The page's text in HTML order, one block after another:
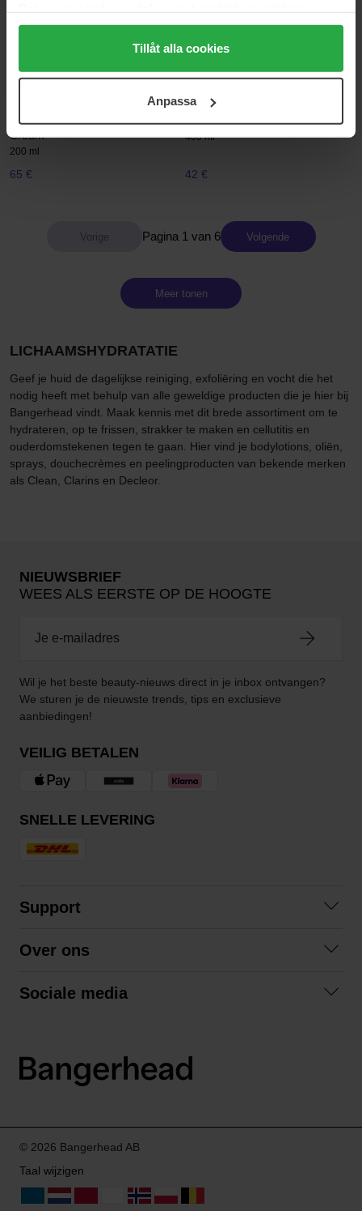
Genom att trycka på "Tillåt alla cookies" accepterar du
alla cookies, medan du under "Detaljer" kan anpassa
användningen av cookies. Du kan när som helst återkalla
samt vår Integritetspolicy.
Tillåt alla cookies
Anpassa
29 €
Body Firming Extra-Firming
Cream
200 ml
65 €
Nuxe
Comforting
400 ml
42 €
Pagina 1 van 6 Volgende
Meer tonen
LICHAAMSHYDRATATIE
Geef je huid de dagelijkse reiniging, exfoliëring en vocht die het
nodig heeft met behulp van alle geweldige producten die je hier bij
Bangerhead vindt. Maak kennis met dit brede assortiment om te
hydrateren, op te frissen, strakker te maken en cellutitis en
ouderdomstekenen tegen te gaan. Hier vind je bodylotions, oliën,
sprays, douchecrèmes en peelingproducten van bekende merken
als Clean, Clarins en Decleor.
NIEUWSBRIEF
WEES ALS EERSTE OP DE HOOGTE
Wil je het beste beauty-nieuws direct in je inbox ontvangen?
We sturen je de nieuwste trends, tips en exclusieve
aanbiedingen!
VEILIG BETALEN
SNELLE LEVERING
Support
Algemene voorwaarden
Over ons
Sociale media
LinkedIn
© 2026 Bangerhead AB
Taal wijzigen